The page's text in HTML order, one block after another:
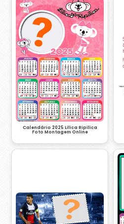
Calendário 2025 Lilica Ripilica
Foto Montagem Online